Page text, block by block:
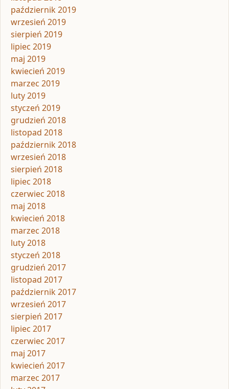
październik 2019
wrzesień 2019
sierpień 2019
lipiec 2019
maj 2019
kwiecień 2019
marzec 2019
luty 2019
styczeń 2019
grudzień 2018
listopad 2018
październik 2018
wrzesień 2018
sierpień 2018
lipiec 2018
czerwiec 2018
maj 2018
kwiecień 2018
marzec 2018
luty 2018
styczeń 2018
grudzień 2017
listopad 2017
październik 2017
wrzesień 2017
sierpień 2017
lipiec 2017
czerwiec 2017
maj 2017
kwiecień 2017
marzec 2017